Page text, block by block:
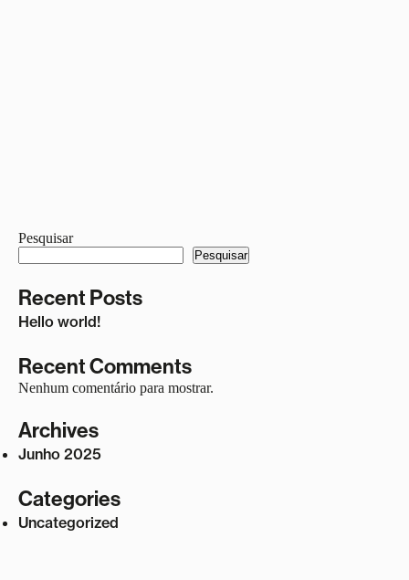
Pesquisar
Pesquisar
Recent Posts
Hello world!
Recent Comments
Nenhum comentário para mostrar.
Archives
Junho 2025
Categories
Uncategorized